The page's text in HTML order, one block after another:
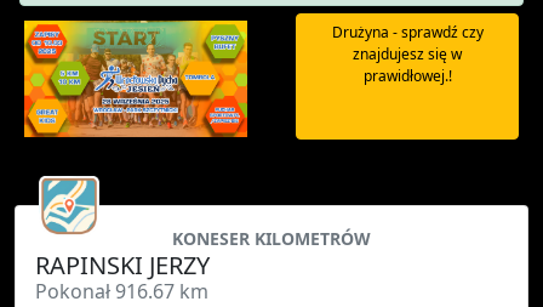
Drużyna - sprawdź czy
znajdujesz się w
prawidłowej.!
KONESER KILOMETRÓW
RAPINSKI JERZY
Pokonał 916.67 km